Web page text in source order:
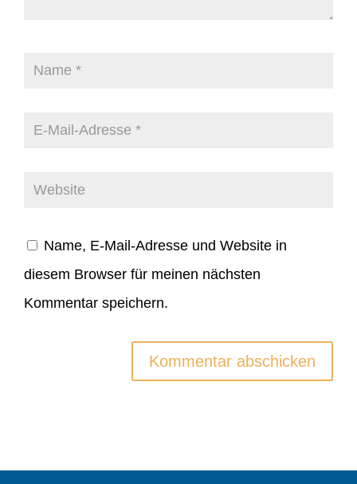
Name, E-Mail-Adresse und Website in
diesem Browser für meinen nächsten
Kommentar speichern.
Kommentar abschicken